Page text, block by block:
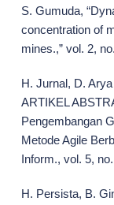
S. Gumuda,
concentration of
mines.,” vol. 2,
H. Jurnal, D.
ARTIKEL
Pengembangan
Metode Agile
Inform., vol. 5,
H. Persista, B.